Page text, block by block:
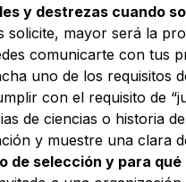
y destrezas cuando
solicite, mayor será la
comunicarte con tus
uno de los requisitos
con el requisito de
de ciencias o historia
y muestre una clara
selección y para